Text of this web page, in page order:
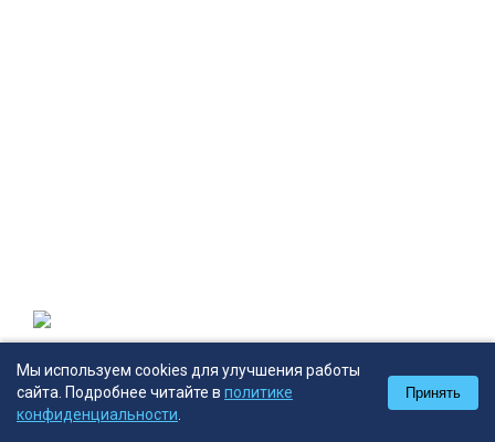
SC-1412
Кабели акустические
Мы используем cookies для улучшения работы
сайта. Подробнее читайте в политике
конфиденциальности
Принять